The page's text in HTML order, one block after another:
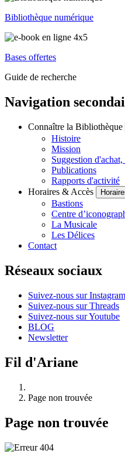
Bibliothèque numérique
Bases offertes
Guide de recherche
Navigation
Connaître la Bibliothèque
Histoire
Mission
Suggestion
Publications
Rapports d'activité
Horaires & Accès
Bastions
Centre
La Musicale
Les Délices
Contact
Réseaux sociaux
Suivez-nous sur Instagram
Suivez-nous sur Threads
Suivez-nous sur Youtube
BLOG
Newsletter
Fil d'Ariane
Page non trouvée
Page non trouvée